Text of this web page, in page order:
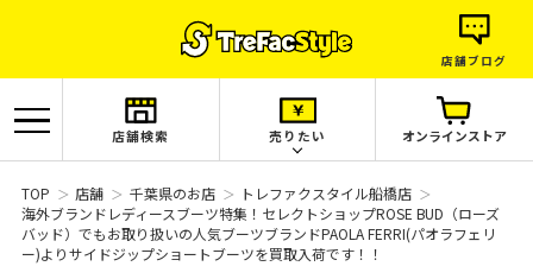
店舗ブログ
店舗検索 売りたい オンラインストア
TOP 店舗 千葉県のお店
トレファクスタイル船橋店
海外ブランドレディースブーツ特集！セレクトショップROSE BUD（ローズ
バッド）でもお取り扱いの人気ブーツブランドPAOLA FERRI(パオラフェリ
ー)よりサイドジップショートブーツを買取入荷です！！